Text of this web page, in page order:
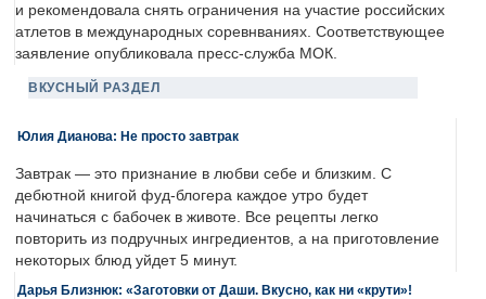
и рекомендовала снять ограничения на участие российских
атлетов в международных соревнваниях. Соответствующее
заявление опубликовала пресс-служба МОК.
ВКУСНЫЙ РАЗДЕЛ
Юлия Дианова: Не просто завтрак
Завтрак — это признание в любви себе и близким. С
дебютной книгой фуд-блогера каждое утро будет
начинаться с бабочек в животе. Все рецепты легко
повторить из подручных ингредиентов, а на приготовление
некоторых блюд уйдет 5 минут.
Дарья Близнюк: «Заготовки от Даши. Вкусно, как ни «крути»!